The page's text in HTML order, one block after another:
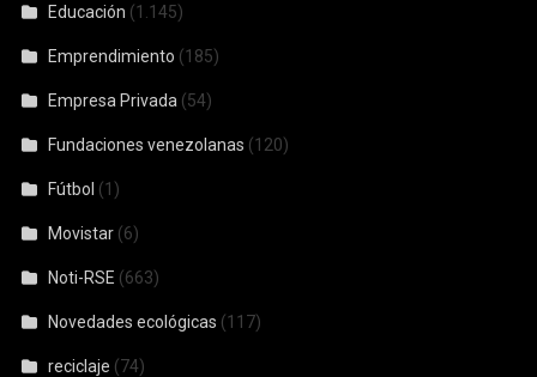
Educación (1.145)
Emprendimiento (185)
Empresa Privada (54)
Fundaciones venezolanas (120)
Fútbol (1)
Movistar (6)
Noti-RSE (663)
Novedades ecológicas (117)
reciclaje (74)